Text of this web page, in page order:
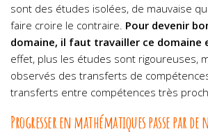
sont des études isolées, de mauvaise
faire croire le contraire. Pour devenir
domaine, il faut travailler ce domaine
effet, plus les études sont rigoureuses,
observés des transferts de
transferts entre compétences très
Progresser en mathématiques passe par de